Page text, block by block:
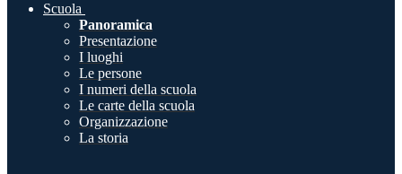
Scuola
Panoramica
Presentazione
I luoghi
Le persone
I numeri della scuola
Le carte della scuola
Organizzazione
La storia